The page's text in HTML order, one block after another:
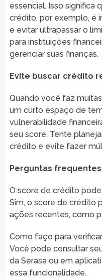
essencial. Isso significa
crédito, por exemplo, é
e evitar ultrapassar o
para instituições
gerenciar suas finanças.
Evite buscar crédito
Quando você faz
um curto espaço de
vulnerabilidade
seu score. Tente
crédito e evite fazer
Perguntas frequentes
O score de crédito
Sim, o score de crédito
ações recentes, como
Como faço para
Você pode consultar
da Serasa ou em
essa funcionalidade.